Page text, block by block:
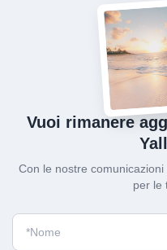
Vuoi rimanere
Con le nostre
per le